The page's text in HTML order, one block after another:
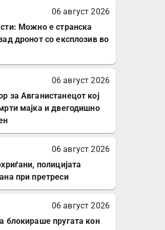
за заштита на
06 август 2026
Можно е странска
дронот со експлозив во
06 август 2026
за Авганистанецот кој
мајка и двегодишно
06 август 2026
полицијата
при претреси
06 август 2026
блокираше пругата кон